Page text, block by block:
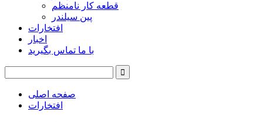
قطعه کار نامنظم
پین سیلندر
افتخارات
اخبار
با ما تماس بگیرید
صفحه اصلی
افتخارات